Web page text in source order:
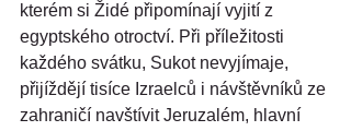
kterém si Židé připomínají vyjití z
egyptského otroctví. Při příležitosti
každého svátku, Sukot nevyjímaje,
přijíždějí tisíce Izraelců i návštěvníků ze
zahraničí navštívit Jeruzalém, hlavní